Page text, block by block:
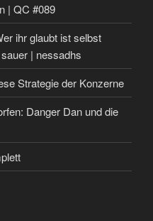
| QC #089
ihr glaubt ist selbst
| nessadhs
Strategie der Konzerne
Danger Dan und die